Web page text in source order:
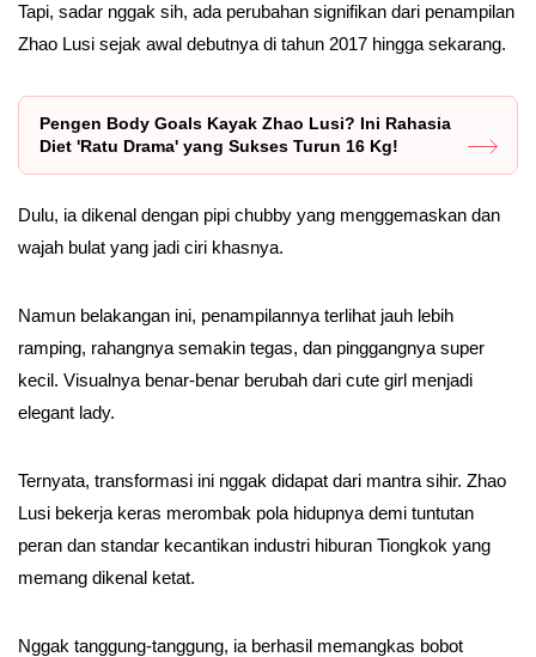
Tapi, sadar nggak sih, ada perubahan signifikan dari penampilan
Zhao Lusi sejak awal debutnya di tahun 2017 hingga sekarang.
Pengen Body Goals Kayak Zhao Lusi? Ini Rahasia
Diet 'Ratu Drama' yang Sukses Turun 16 Kg!
Dulu, ia dikenal dengan pipi chubby yang menggemaskan dan
wajah bulat yang jadi ciri khasnya.
Namun belakangan ini, penampilannya terlihat jauh lebih
ramping, rahangnya semakin tegas, dan pinggangnya super
kecil. Visualnya benar-benar berubah dari cute girl menjadi
elegant lady.
Ternyata, transformasi ini nggak didapat dari mantra sihir. Zhao
Lusi bekerja keras merombak pola hidupnya demi tuntutan
peran dan standar kecantikan industri hiburan Tiongkok yang
memang dikenal ketat.
Nggak tanggung-tanggung, ia berhasil memangkas bobot